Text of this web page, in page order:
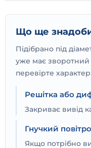
Що ще
Підібрано під
уже має зворотний
перевірте
Решітка або
Закриває вивід
Гнучкий
Якщо потрібно